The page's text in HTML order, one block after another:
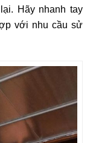
Hãy nhanh tay
với nhu cầu sử